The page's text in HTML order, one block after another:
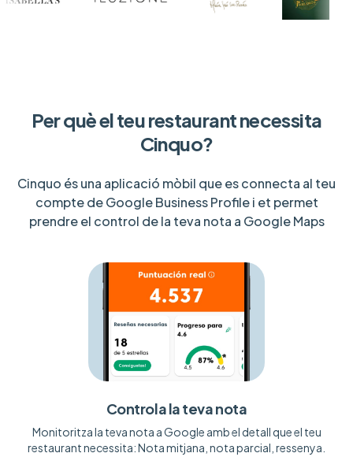
Per què el teu restaurant necessita
Cinquo?
Cinquo és una aplicació mòbil que es connecta al teu
compte de Google Business Profile i et permet
prendre el control de la teva nota a Google Maps
Controla la teva nota
Monitoritza la teva nota a Google amb el detall que el teu
restaurant necessita: Nota mitjana, nota parcial, ressenya.